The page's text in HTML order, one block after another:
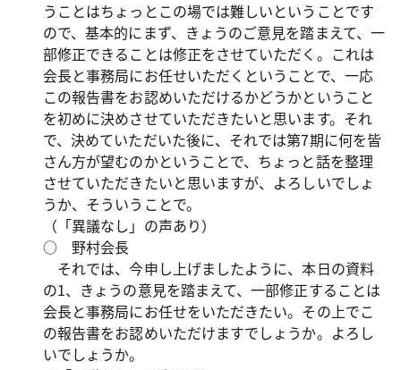
うことはちょっとこの場では難しいということです
ので、基本的にまず、きょうのご意見を踏まえて、一
部修正できることは修正をさせていただく。これは
会長と事務局にお任せいただくということで、一応
この報告書をお認めいただけるかどうかということ
を初めに決めさせていただきたいと思います。それ
で、決めていただいた後に、それでは第7期に何を皆
さん方が望むのかということで、ちょっと話を整理
させていただきたいと思いますが、よろしいでしょ
うか、そういうことで。
（「異議なし」の声あり）
○ 野村会長
それでは、今申し上げましたように、本日の資料
の1、きょうの意見を踏まえて、一部修正することは
会長と事務局にお任せをいただきたい。その上でこ
の報告書をお認めいただけますでしょうか。よろし
いでしょうか。